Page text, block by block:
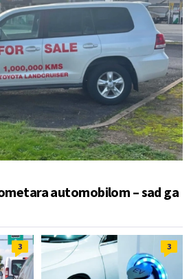
automobilom – sad ga
3 3